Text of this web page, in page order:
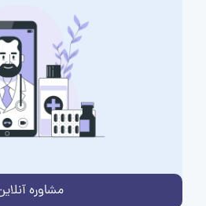
مشاوره